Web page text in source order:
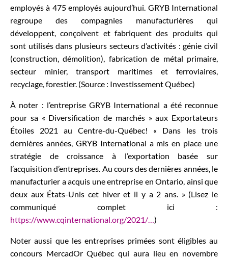
employés à 475 employés aujourd’hui. GRYB International
regroupe des compagnies manufacturières qui
développent, conçoivent et fabriquent des produits qui
sont utilisés dans plusieurs secteurs d’activités : génie civil
(construction, démolition), fabrication de métal primaire,
secteur minier, transport maritimes et ferroviaires,
recyclage, forestier. (Source : Investissement Québec)
À noter : l’entreprise GRYB International a été reconnue
pour sa « Diversification de marchés » aux Exportateurs
Étoiles 2021 au Centre-du-Québec! « Dans les trois
dernières années, GRYB International a mis en place une
stratégie de croissance à l’exportation basée sur
l’acquisition d’entreprises. Au cours des dernières années, le
manufacturier a acquis une entreprise en Ontario, ainsi que
deux aux États-Unis cet hiver et il y a 2 ans. » (Lisez le
communiqué complet ici :
https://www.cqinternational.org/2021/… )
Noter aussi que les entreprises primées sont éligibles au
concours MercadOr Québec qui aura lieu en novembre